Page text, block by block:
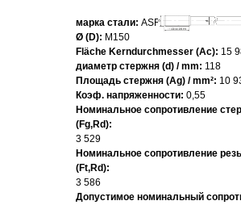
марка стали: ASF355
Ø (D): M150
Fläche Kerndurchmesser (Ac): 15
диаметр стержня (d) / mm: 118
Площадь стержня (Ag) / mm²: 10
Коэф. напряженности: 0,55
Номинальное сопротивление
(Fg,Rd):
3 529
Номинальное сопротивление
(Ft,Rd):
3 586
Допустимое номинальный